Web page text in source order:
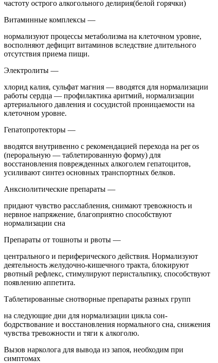
частоту острого алкогольного делирия(белой горячки)
Витаминные комплексы —
нормализуют процессы метаболизма на клеточном уровне,
восполняют дефицит витаминов вследствие длительного
отсутствия приема пищи.
Электролиты —
хлорид калия, сульфат магния — вводятся для нормализации
работы сердца — профилактика аритмий, нормализации
артериального давления и сосудистой проницаемости на
клеточном уровне.
Гепатопротекторы —
вводятся внутривенно с рекомендацией перехода на per os
(пероральную — таблетированную форму) для
восстановления поврежденных алкоголем гепатоцитов,
усиливают синтез основных транспортных белков.
Анксиолитические препараты —
придают чувство расслабления, снимают тревожность и
нервное напряжение, благоприятно способствуют
нормализации сна
Препараты от тошноты и рвоты —
центрального и периферического действия. Нормализуют
деятельность желудочно-кишечного тракта, блокируют
рвотный рефлекс, стимулируют перистальтику, способствуют
появлению аппетита.
Таблетированные снотворные препараты разных групп
на следующие дни для нормализации цикла сон-
бодрствование и восстановления нормального сна, снижения
чувства тревожности и тяги к алкоголю.
Вызов нарколога для вывода из запоя, необходим при
симптомах